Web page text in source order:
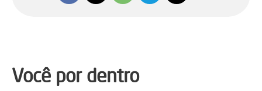
Você por dentro